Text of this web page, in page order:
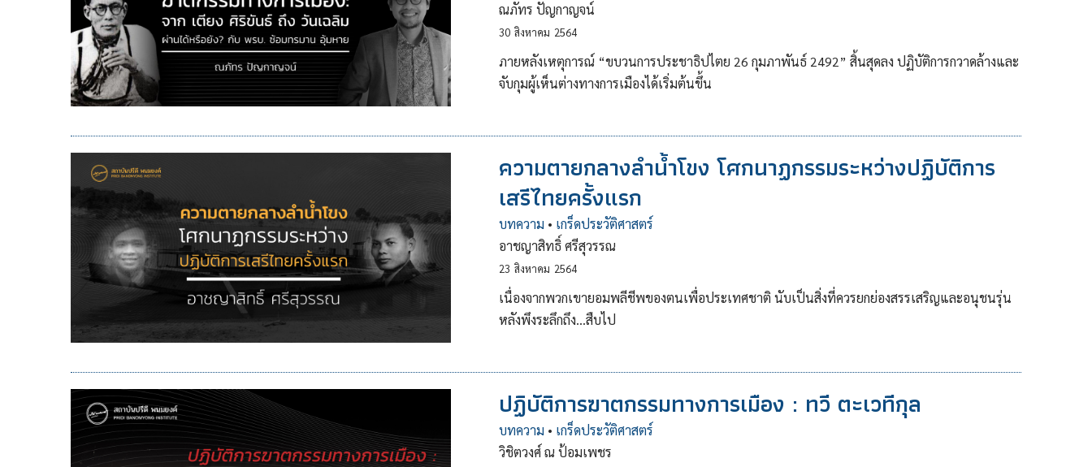
ณภัทร ปัญกาญจน์
30 สิงหาคม 2564
ภายหลังเหตุการณ์ “ขบวนการประชาธิปไตย 26 กุมภาพันธ์ 2492” สิ้นสุดลง ปฏิบัติการกวาดล้างและ
จับกุมผู้เห็นต่างทางการเมืองได้เริ่มต้นขึ้น
ความตายกลางลำน้ำโขง โศกนาฏกรรมระหว่างปฏิบัติการ
เสรีไทยครั้งแรก
บทความ • เกร็ดประวัติศาสตร์
อาชญาสิทธิ์ ศรีสุวรรณ
23 สิงหาคม 2564
เนื่องจากพวกเขายอมพลีชีพของตนเพื่อประเทศชาติ นับเป็นสิ่งที่ควรยกย่องสรรเสริญและอนุชนรุ่น
หลังพึงระลึกถึง...สืบไป
ปฏิบัติการฆาตกรรมทางการเมือง : ทวี ตะเวทีกุล
บทความ • เกร็ดประวัติศาสตร์
วิชิตวงศ์ ณ ป้อมเพชร